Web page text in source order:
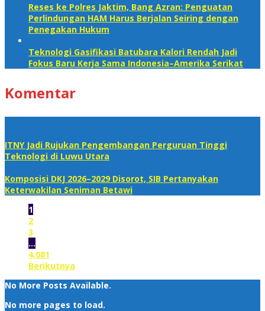
Reses ke Polres Jaktim, Bang Azran: Penguatan
Perlindungan HAM Harus Berjalan Seiring dengan
Penegakan Hukum
Teknologi Gasifikasi Batubara Kalori Rendah Jadi
Fokus Baru Kerja Sama Indonesia–Amerika Serikat
Komentar
ITNY Jadi Rujukan Pengembangan Perguruan Tinggi
Teknologi di Luwu Utara
Komposisi DKJ 2026–2029 Disorot, SIB Pertanyakan
Keterwakilan Seniman Betawi
1
2
3
…
4,081
Berikutnya
No More Posts Available.
No more pages to load.